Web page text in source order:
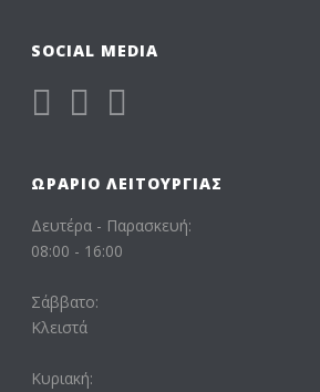
SOCIAL MEDIA
ΩΡΆΡΙΟ ΛΕΙΤΟΥΡΓΊΑΣ
Δευτέρα - Παρασκευή:
08:00 - 16:00
Σάββατο:
Κλειστά
Κυριακή: